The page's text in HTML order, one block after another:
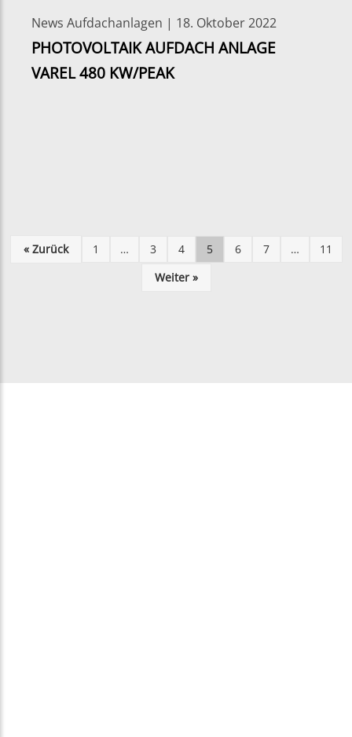
News Aufdachanlagen | 18. Oktober 2022
PHOTOVOLTAIK AUFDACH ANLAGE
VAREL 480 KW/PEAK
« Zurück 1 … 3 4 5 6 7 …
11
Weiter »